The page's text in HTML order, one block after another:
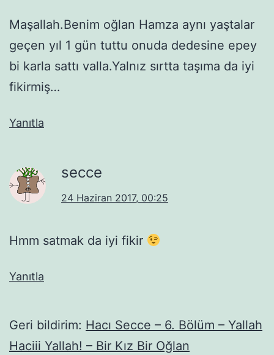
Maşallah.Benim oğlan Hamza aynı yaştalar
geçen yıl 1 gün tuttu onuda dedesine epey
bi karla sattı valla.Yalnız sırtta taşıma da iyi
fikirmiş…
Yanıtla
secce
24 Haziran 2017, 00:25
Hmm satmak da iyi fikir
Yanıtla
Geri bildirim: Hacı Secce – 6. Bölüm – Yallah
Haciii Yallah! – Bir Kız Bir Oğlan